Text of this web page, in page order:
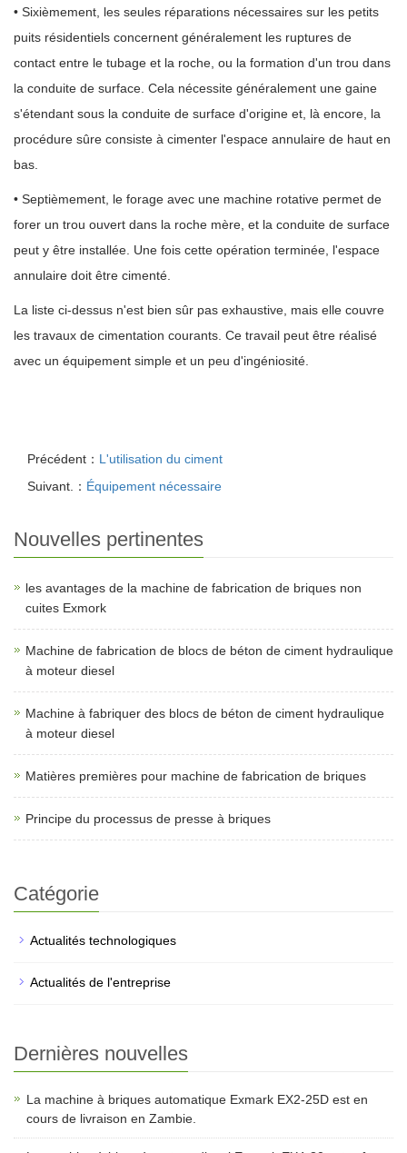
• Sixièmement, les seules réparations nécessaires sur les petits
puits résidentiels concernent généralement les ruptures de
contact entre le tubage et la roche, ou la formation d'un trou dans
la conduite de surface. Cela nécessite généralement une gaine
s'étendant sous la conduite de surface d'origine et, là encore, la
procédure sûre consiste à cimenter l'espace annulaire de haut en
bas.
• Septièmement, le forage avec une machine rotative permet de
forer un trou ouvert dans la roche mère, et la conduite de surface
peut y être installée. Une fois cette opération terminée, l'espace
annulaire doit être cimenté.
La liste ci-dessus n'est bien sûr pas exhaustive, mais elle couvre
les travaux de cimentation courants. Ce travail peut être réalisé
avec un équipement simple et un peu d'ingéniosité.
Précédent： L'utilisation du ciment
Suivant.： Équipement nécessaire
Nouvelles pertinentes
les avantages de la machine de fabrication de briques non
cuites Exmork
Machine de fabrication de blocs de béton de ciment hydraulique
à moteur diesel
Machine à fabriquer des blocs de béton de ciment hydraulique
à moteur diesel
Matières premières pour machine de fabrication de briques
Principe du processus de presse à briques
Catégorie
Actualités technologiques
Actualités de l'entreprise
Dernières nouvelles
La machine à briques automatique Exmark EX2-25D est en
cours de livraison en Zambie.